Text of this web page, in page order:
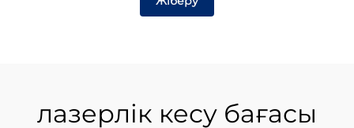
лазерлік кесу бағасы